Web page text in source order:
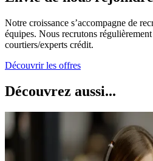
Notre croissance s’accompagne de
équipes. Nous recrutons
courtiers/experts crédit.
Découvrir les offres
Découvrez aussi...